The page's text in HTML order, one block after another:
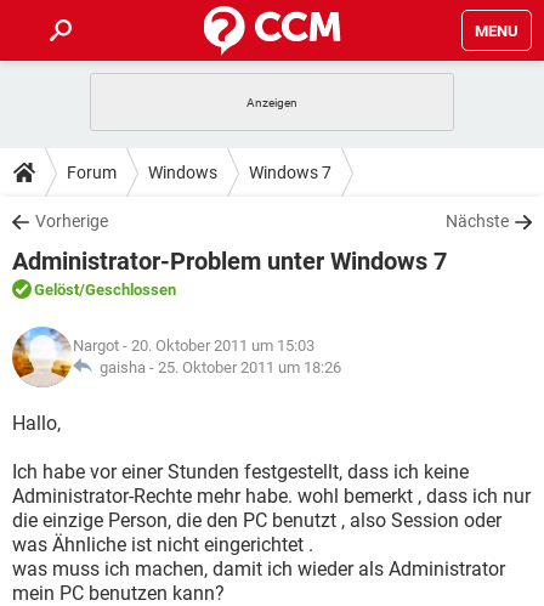
MENU
ANDROID IOS
WINDOWS 10
WHATSAPP TIKTOK
FACEBOOK
TIPPS & TRICKS
SPIELE STREAMING
WINDOWS 10
WHATSAPP
FACEBOOK HARDWARE
DOWNLOADS
SPIELE STREAMING
ANDROID
WINDOWS 10 INSTAGRAM
WHATSAPP
FACEBOOK
FORUM
SPIELE
ANDROID IOS
FACEBOOK HARDWARE
LEXIKON
SPIELE
ANDROID
WINDOWS 10 INSTAGRAM
WHATSAPP TIKTOK
FACEBOOK HARDWARE
Forum Windows Windows 7
Vorherige Nächste
Administrator-Problem unter Windows 7
Gelöst/Geschlossen
Nargot - 20. Oktober 2011 um 15:03
gaisha - 25. Oktober 2011 um 18:26
Hallo,
Ich habe vor einer Stunden festgestellt, dass ich keine
Administrator-Rechte mehr habe. wohl bemerkt , dass ich nur
die einzige Person, die den PC benutzt , also Session oder
was Ähnliche ist nicht eingerichtet .
was muss ich machen, damit ich wieder als Administrator
mein PC benutzen kann?